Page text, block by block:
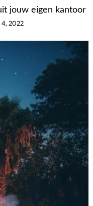
jouw eigen kantoor
4, 2022